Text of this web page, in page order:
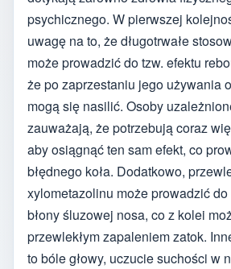
psychicznego. W pierwszej
uwagę na to, że długotrwałe
może prowadzić do tzw. efektu
że po zaprzestaniu jego używania
mogą się nasilić. Osoby
zauważają, że potrzebują coraz
aby osiągnąć ten sam efekt, co
błędnego koła. Dodatkowo,
xylometazolinu może prowadzić
błony śluzowej nosa, co z kolei
przewlekłym zapaleniem zatok.
to bóle głowy, uczucie suchości w